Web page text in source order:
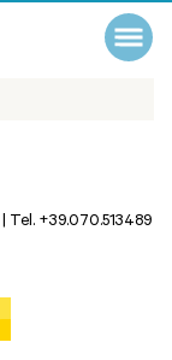
| Tel. +39.070.513489